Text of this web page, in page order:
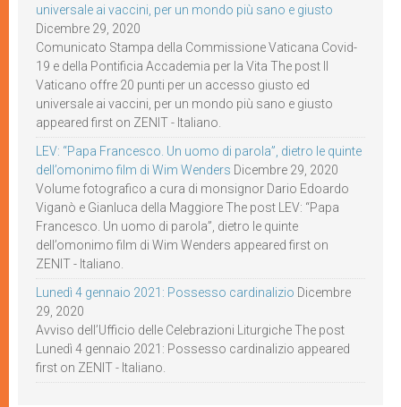
universale ai vaccini, per un mondo più sano e giusto
Dicembre 29, 2020
Comunicato Stampa della Commissione Vaticana Covid-
19 e della Pontificia Accademia per la Vita The post Il
Vaticano offre 20 punti per un accesso giusto ed
universale ai vaccini, per un mondo più sano e giusto
appeared first on ZENIT - Italiano.
LEV: “Papa Francesco. Un uomo di parola”, dietro le quinte
dell’omonimo film di Wim Wenders Dicembre 29, 2020
Volume fotografico a cura di monsignor Dario Edoardo
Viganò e Gianluca della Maggiore The post LEV: “Papa
Francesco. Un uomo di parola”, dietro le quinte
dell’omonimo film di Wim Wenders appeared first on
ZENIT - Italiano.
Lunedì 4 gennaio 2021: Possesso cardinalizio Dicembre
29, 2020
Avviso dell’Ufficio delle Celebrazioni Liturgiche The post
Lunedì 4 gennaio 2021: Possesso cardinalizio appeared
first on ZENIT - Italiano.